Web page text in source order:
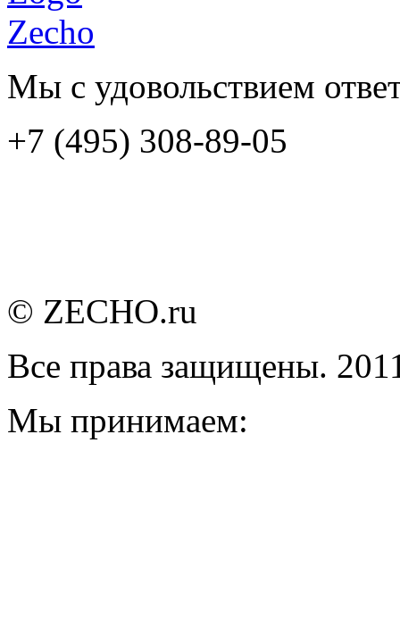
Мы с удовольствием
+7 (495) 308-89-05
© ZECHO.ru
Все права защищены.
Мы принимаем: